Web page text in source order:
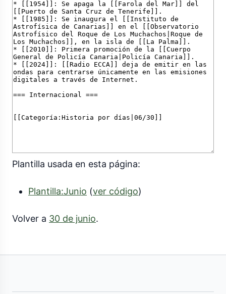
Plantilla usada en esta página:
Plantilla:Junio (ver código)
Volver a 30 de junio.